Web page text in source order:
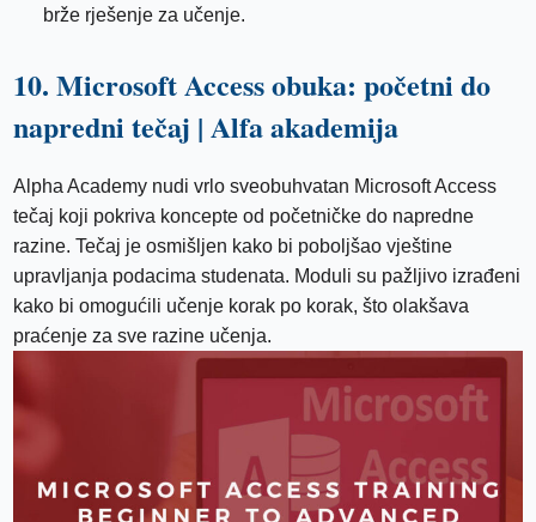
brže rješenje za učenje.
10. Microsoft Access obuka: početni do
napredni tečaj | Alfa akademija
Alpha Academy nudi vrlo sveobuhvatan Microsoft Access
tečaj koji pokriva koncepte od početničke do napredne
razine. Tečaj je osmišljen kako bi poboljšao vještine
upravljanja podacima studenata. Moduli su pažljivo izrađeni
kako bi omogućili učenje korak po korak, što olakšava
praćenje za sve razine učenja.